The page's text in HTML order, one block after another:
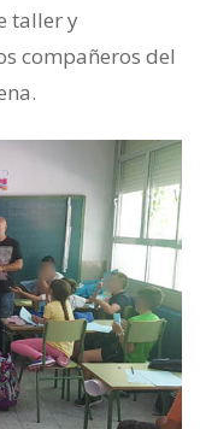
taller y
compañeros del